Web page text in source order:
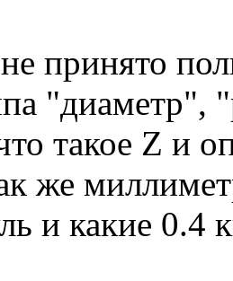
принято
"диаметр",
такое Z и
же
и какие 0.4